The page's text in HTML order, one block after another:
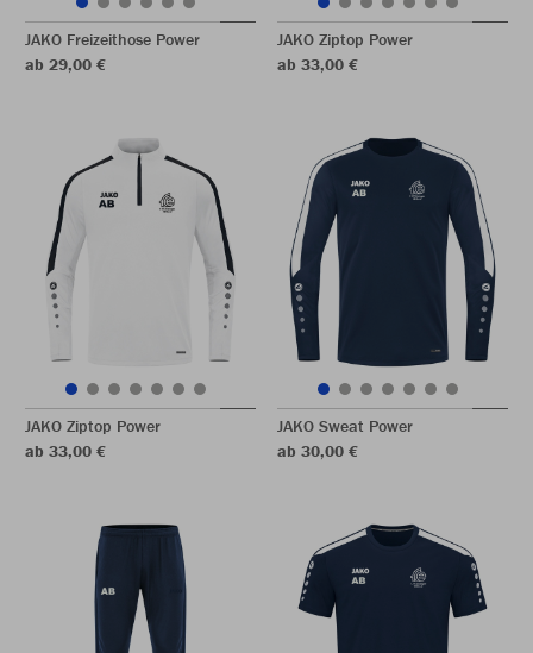
JAKO Freizeithose Power
ab 29,00 €
JAKO Ziptop Power
ab 33,00 €
JAKO Ziptop Power
ab 33,00 €
JAKO Sweat Power
ab 30,00 €